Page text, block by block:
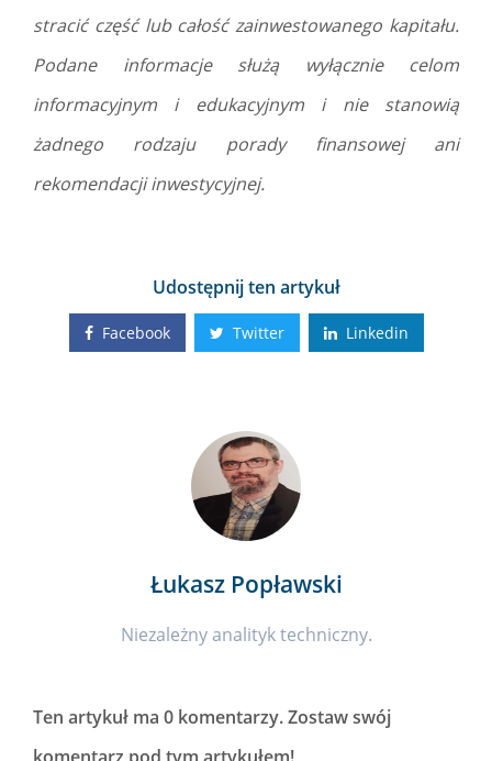
stracić część lub całość zainwestowanego kapitału.
Podane informacje służą wyłącznie celom
informacyjnym i edukacyjnym i nie stanowią
żadnego rodzaju porady finansowej ani
rekomendacji inwestycyjnej.
Udostępnij ten artykuł
Facebook Twitter Linkedin
Łukasz Popławski
Niezależny analityk techniczny.
Ten artykuł ma 0 komentarzy. Zostaw swój